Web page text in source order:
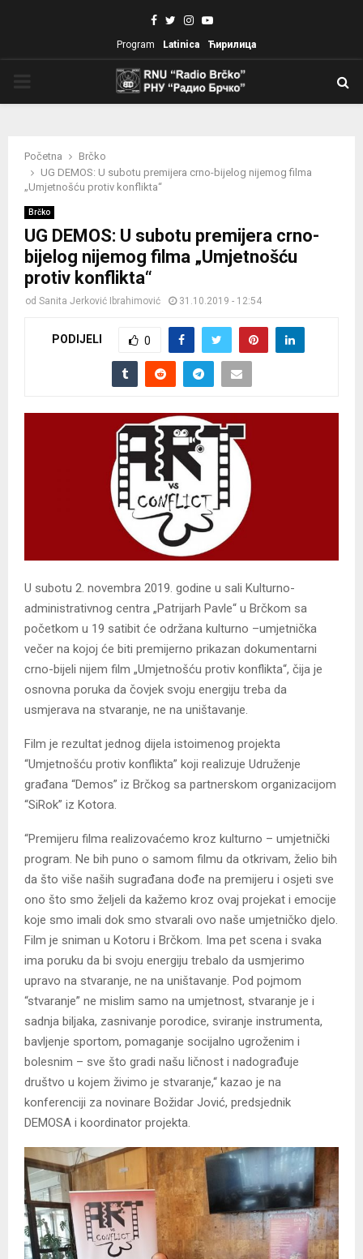
Facebook
TwitterInstagram
Youtube
Program Latinica Ћирилица
Početna
Brčko
UG DEMOS: U subotu premijera crno-bijelog nijemog filma
„Umjetnošću protiv konflikta“
Brčko
UG DEMOS: U subotu premijera crno-
bijelog nijemog filma „Umjetnošću
protiv konflikta“
od Sanita Jerković Ibrahimović 31.10.2019 - 12:54
PODIJELI 0
U subotu 2. novembra 2019. godine u sali Kulturno-
administrativnog centra „Patrijarh Pavle“ u Brčkom sa
početkom u 19 satibit će održana kulturno –umjetnička
večer na kojoj će biti premijerno prikazan dokumentarni
crno-bijeli nijem film „Umjetnošću protiv konflikta“, čija je
osnovna poruka da čovjek svoju energiju treba da
usmjerava na stvaranje, ne na uništavanje.
Film je rezultat jednog dijela istoimenog projekta
“Umjetnošću protiv konflikta” koji realizuje Udruženje
građana “Demos” iz Brčkog sa partnerskom organizacijom
“SiRok” iz Kotora.
“Premijeru filma realizovaćemo kroz kulturno – umjetnički
program. Ne bih puno o samom filmu da otkrivam, želio bih
da što više naših sugrađana dođe na premijeru i osjeti sve
ono što smo željeli da kažemo kroz ovaj projekat i emocije
koje smo imali dok smo stvarali ovo naše umjetničko djelo.
Film je sniman u Kotoru i Brčkom. Ima pet scena i svaka
ima poruku da bi svoju energiju trebalo da usmjerimo
upravo na stvaranje, ne na uništavanje. Pod pojmom
“stvaranje” ne mislim samo na umjetnost, stvaranje je i
sadnja biljaka, zasnivanje porodice, sviranje instrumenta,
bavljenje sportom, pomaganje socijalno ugroženim i
bolesnim – sve što gradi našu ličnost i nadograđuje
društvo u kojem živimo je stvaranje,“ kazao je na
konferenciji za novinare Božidar Jović, predsjednik
DEMOSA i koordinator projekta.